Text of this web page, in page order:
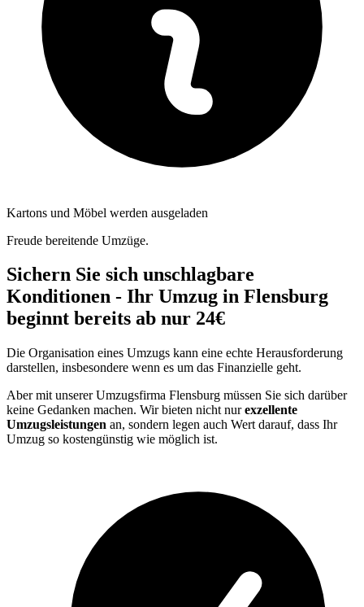
Kartons und Möbel werden ausgeladen
Freude bereitende Umzüge.
Sichern Sie sich unschlagbare
Konditionen - Ihr Umzug in Flensburg
beginnt bereits ab nur 24€
Die Organisation eines Umzugs kann eine echte Herausforderung
darstellen, insbesondere wenn es um das Finanzielle geht.
Aber mit unserer Umzugsfirma Flensburg müssen Sie sich darüber
keine Gedanken machen. Wir bieten nicht nurexzellente
Umzugsleistungen an, sondern legen auch Wert darauf, dass Ihr
Umzug so kostengünstig wie möglich ist.